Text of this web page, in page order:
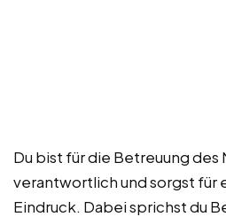
Du bist für die Betreuung des
verantwortlich und sorgst für
Eindruck. Dabei sprichst du